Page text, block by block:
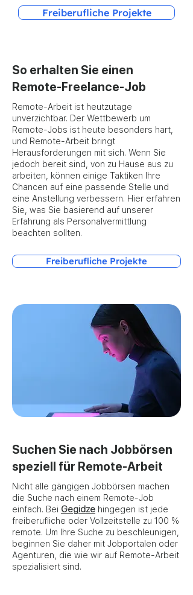
Freiberufliche Projekte
So erhalten Sie einen
Remote-Freelance-Job
Remote-Arbeit ist heutzutage
unverzichtbar. Der Wettbewerb um
Remote-Jobs ist heute besonders hart,
und Remote-Arbeit bringt
Herausforderungen mit sich. Wenn Sie
jedoch bereit sind, von zu Hause aus zu
arbeiten, können einige Taktiken Ihre
Chancen auf eine passende Stelle und
eine Anstellung verbessern. Hier erfahren
Sie, was Sie basierend auf unserer
Erfahrung als Personalvermittlung
beachten sollten.
Freiberufliche Projekte
Suchen Sie nach Jobbörsen
speziell für Remote-Arbeit
Nicht alle gängigen Jobbörsen machen
die Suche nach einem Remote-Job
einfach. Bei Gegidze hingegen ist jede
freiberufliche oder Vollzeitstelle zu 100 %
remote. Um Ihre Suche zu beschleunigen,
beginnen Sie daher mit Jobportalen oder
Agenturen, die wie wir auf Remote-Arbeit
spezialisiert sind.